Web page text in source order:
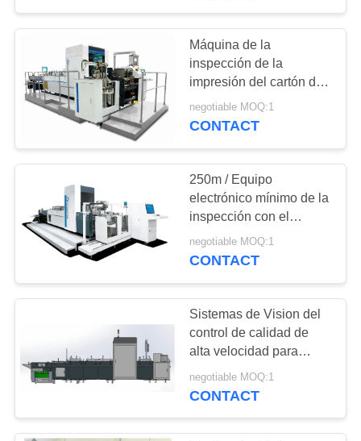
DEL
PRIVACY
POLICY
equipo de
empaquetado de la
inspección
Clasificación de
flores
0
Equipo electrónico
de la inspección
Máquina de la
inspección de la
impresión del cartón de
la medicina, equipo de
control de calidad
negotiable MOQ:1
CONTACT
250m / Equipo
electrónico mínimo de la
inspección con el
sistema de alimentación
doble
negotiable MOQ:1
CONTACT
Sistemas de Vision del
control de calidad de
alta velocidad para
empaquetar e imprimir la
inspección
negotiable MOQ:1
CONTACT